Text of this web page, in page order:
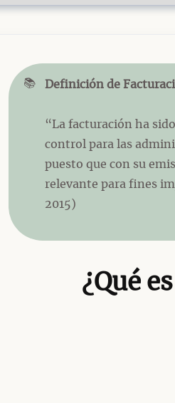
📚 Definición de
“La facturación ha
control para las
puesto que con su
relevante para fines
2015)
¿Qué